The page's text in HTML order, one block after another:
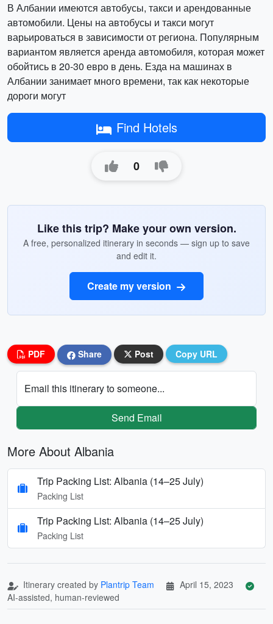
В Албании имеются автобусы, такси и арендованные
автомобили. Цены на автобусы и такси могут
варьироваться в зависимости от региона. Популярным
вариантом является аренда автомобиля, которая может
обойтись в 20-30 евро в день. Езда на машинах в
Албании занимает много времени, так как некоторые
дороги могут
Find Hotels
0
Like this trip? Make your own version.
A free, personalized itinerary in seconds — sign up to save
and edit it.
Create my version
PDF Share Post Copy URL
Email this itinerary to someone...
Send Email
More About Albania
Trip Packing List: Albania (14–25 July)
Packing List
Trip Packing List: Albania (14–25 July)
Packing List
Itinerary created by Plantrip Team
April 15, 2023
AI-assisted, human-reviewed